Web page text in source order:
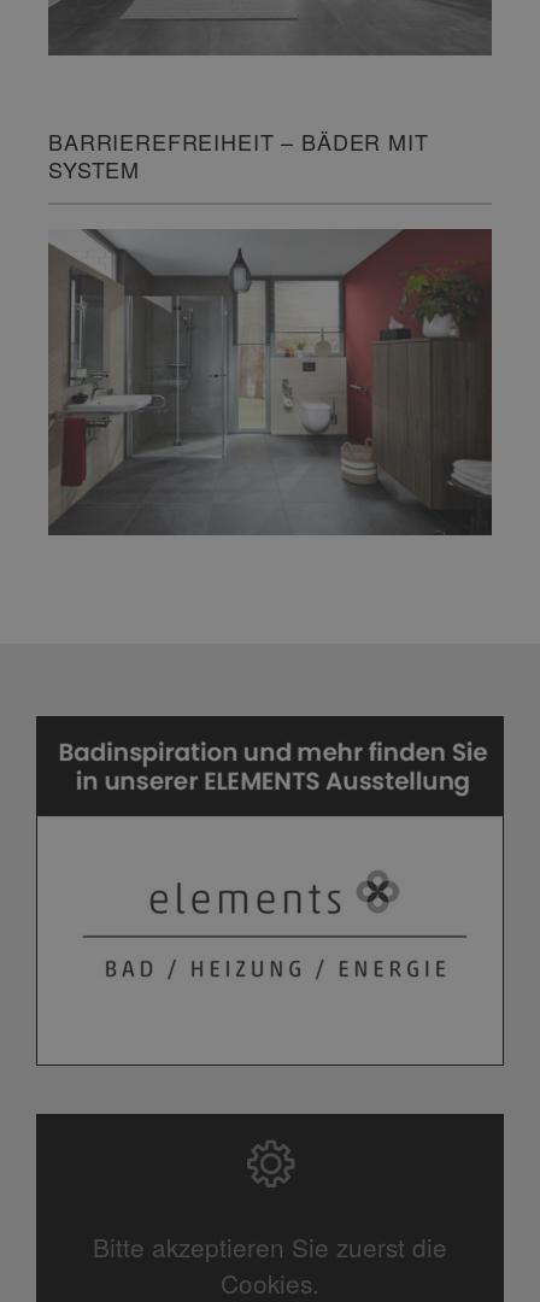
BARRIEREFREIHEIT – BÄDER MIT
SYSTEM
Bitte akzeptieren Sie zuerst die
Cookies.